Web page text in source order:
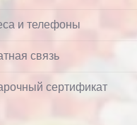
и телефоны
связь
сертификат